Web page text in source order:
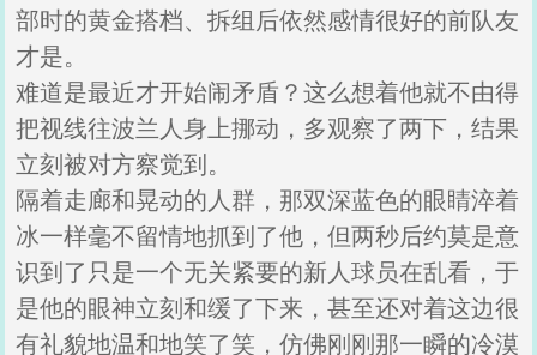
部时的黄金搭档、拆组后依然感情很好的前队友
才是。
难道是最近才开始闹矛盾？这么想着他就不由得
把视线往波兰人身上挪动，多观察了两下，结果
立刻被对方察觉到。
隔着走廊和晃动的人群，那双深蓝色的眼睛淬着
冰一样毫不留情地抓到了他，但两秒后约莫是意
识到了只是一个无关紧要的新人球员在乱看，于
是他的眼神立刻和缓了下来，甚至还对着这边很
有礼貌地温和地笑了笑，仿佛刚刚那一瞬的冷漠